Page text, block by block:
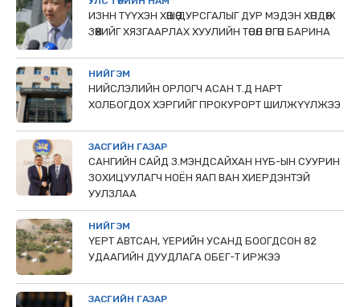
ИЗНН ТҮҮХЭН ХӨШӨӨ ДУРСГАЛЫГ ДУР МЭДЭН ХӨНДӨЖ
ЗӨӨХИЙГ ХЯЗГААРЛАХ ХУУЛИЙН ТӨСӨЛ ӨРГӨН БАРИНА
НИЙГЭМ
НИЙСЛЭЛИЙН ОРЛОГЧ АСАН Т.Д НАРТ
ХОЛБОГДОХ ХЭРГИЙГ ПРОКУРОРТ ШИЛЖҮҮЛЖЭЭ
ЗАСГИЙН ГАЗАР
САНГИЙН САЙД З.МЭНДСАЙХАН НҮБ-ЫН СУУРИН
ЗОХИЦУУЛАГЧ НОЁН ЯАП ВАН ХИЕРДЭНТЭЙ
УУЛЗЛАА
НИЙГЭМ
ҮЕРТ АВТСАН, ҮЕРИЙН УСАНД БООГДСОН 82
УДААГИЙН ДУУДЛАГА ОБЕГ-Т ИРЖЭЭ
ЗАСГИЙН ГАЗАР